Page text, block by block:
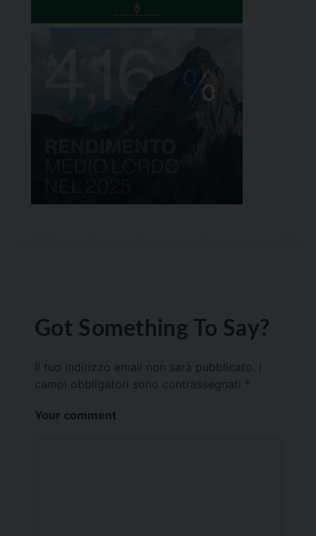
Got Something To Say?
Il tuo indirizzo email non sarà pubblicato.
campi obbligatori sono contrassegnati *
Your comment